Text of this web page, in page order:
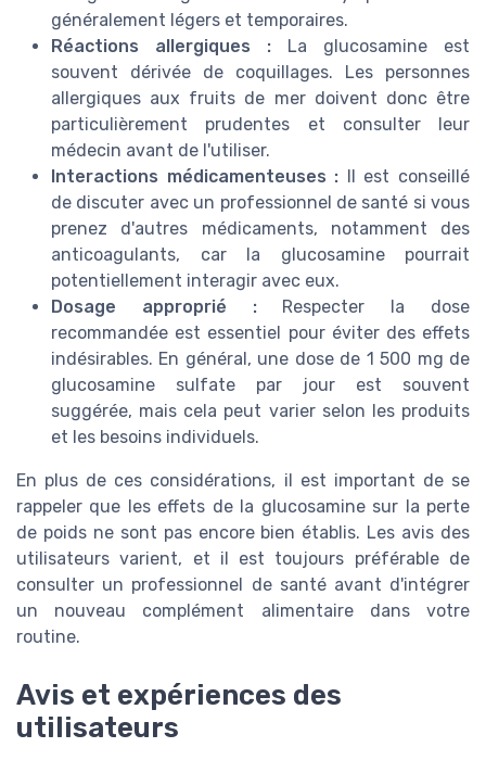
généralement légers et temporaires.
Réactions allergiques : La glucosamine est
souvent dérivée de coquillages. Les personnes
allergiques aux fruits de mer doivent donc être
particulièrement prudentes et consulter leur
médecin avant de l'utiliser.
Interactions médicamenteuses : Il est conseillé
de discuter avec un professionnel de santé si vous
prenez d'autres médicaments, notamment des
anticoagulants, car la glucosamine pourrait
potentiellement interagir avec eux.
Dosage approprié :Respecter la dose
recommandée est essentiel pour éviter des effets
indésirables. En général, une dose de 1 500 mg de
glucosamine sulfate par jour est souvent
suggérée, mais cela peut varier selon les produits
et les besoins individuels.
En plus de ces considérations, il est important de se
rappeler que les effets de la glucosamine sur la perte
de poids ne sont pas encore bien établis. Les avis des
utilisateurs varient, et il est toujours préférable de
consulter un professionnel de santé avant d'intégrer
un nouveau complément alimentaire dans votre
routine.
Avis et expériences des
utilisateurs